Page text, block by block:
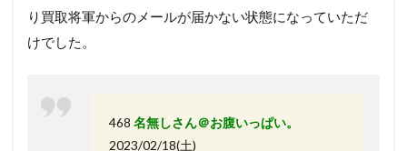
り買取将軍からのメールが届かない状態になっていただ
けでした。
468 名無しさん＠お腹いっぱい。
2023/02/18(土)